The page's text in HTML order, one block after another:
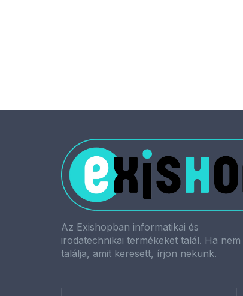
Az Exishopban informatikai és
irodatechnikai termékeket talál. Ha nem
találja, amit keresett, írjon nekünk.